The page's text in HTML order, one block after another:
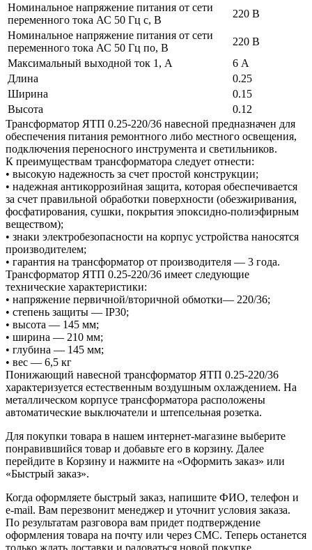
Номинальное напряжение питания от сети
переменного тока АС 50 Гц с, В
220 В
Номинальное напряжение питания от сети
переменного тока АС 50 Гц по, В
220 В
Максимальный выходной ток 1, А
6 А
Длина
0.25
Ширина
0.15
Высота
0.12
Трансформатор ЯТП 0.25-220/36 навесной предназначен для
обеспечения питания ремонтного либо местного освещения,
подключения переносного инструмента и светильников.
К преимуществам трансформатора следует отнести:
• высокую надежность за счет простой конструкции;
• надежная антикоррозийная защита, которая обеспечивается
за счет правильной обработки поверхности (обезжиривания,
фосфатирования, сушки, покрытия эпоксидно-полиэфирным
веществом);
• знаки электробезопасности на корпус устройства наносятся
производителем;
• гарантия на трансформатор от производителя — 3 года.
Трансформатор ЯТП 0.25-220/36 имеет следующие
технические характеристики:
• напряжение первичной/вторичной обмотки— 220/36;
• степень защиты — IP30;
• высота — 145 мм;
• ширина — 210 мм;
• глубина — 145 мм;
• вес — 6,5 кг
Понижающий навесной трансформатор ЯТП 0.25-220/36
характеризуется естественным воздушным охлаждением. На
металлическом корпусе трансформатора расположены
автоматические выключатели и штепсельная розетка.
Для покупки товара в нашем интернет-магазине выберите
понравившийся товар и добавьте его в корзину. Далее
перейдите в Корзину и нажмите на «Оформить заказ» или
«Быстрый заказ».
Когда оформляете быстрый заказ, напишите ФИО, телефон и
e-mail. Вам перезвонит менеджер и уточнит условия заказа.
По результатам разговора вам придет подтверждение
оформления товара на почту или через СМС. Теперь останется
только ждать доставки и радоваться новой покупке.